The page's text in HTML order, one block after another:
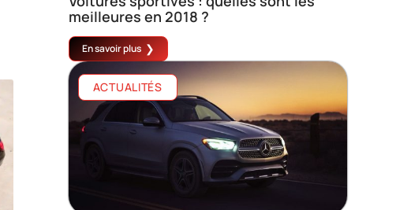
meilleures en 2018 ?
En savoir plus
ACTUALITÉS